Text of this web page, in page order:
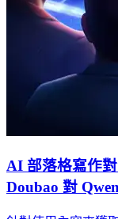
AI 部落格寫作
Doubao 對